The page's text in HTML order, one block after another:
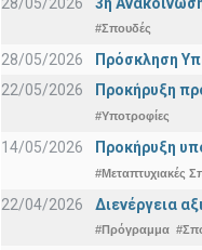
#Σπουδές
28/05/2026
Πρόσκληση
22/05/2026
Προκήρυξη
#Υποτροφίες
14/05/2026 Προκήρυξη
#Μεταπτυχιακές
22/04/2026 Διενέργεια
#Πρόγραμμα